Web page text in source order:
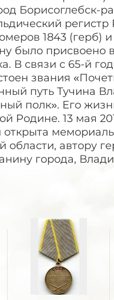
Борисоглебск-
1843 (герб) и
было присвоено
В связи с 65-й
звания
путь Тучина
полк». Его
Родине. 13 мая
автору
города,